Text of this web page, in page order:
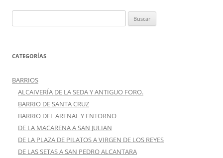
CATEGORÍAS
BARRIOS
ALCAIVERÍA DE LA SEDA Y ANTIGUO FORO.
BARRIO DE SANTA CRUZ
BARRIO DEL ARENAL Y ENTORNO
DE LA MACARENA A SAN JULIAN
DE LA PLAZA DE PILATOS A VIRGEN DE LOS REYES
DE LAS SETAS A SAN PEDRO ALCANTARA